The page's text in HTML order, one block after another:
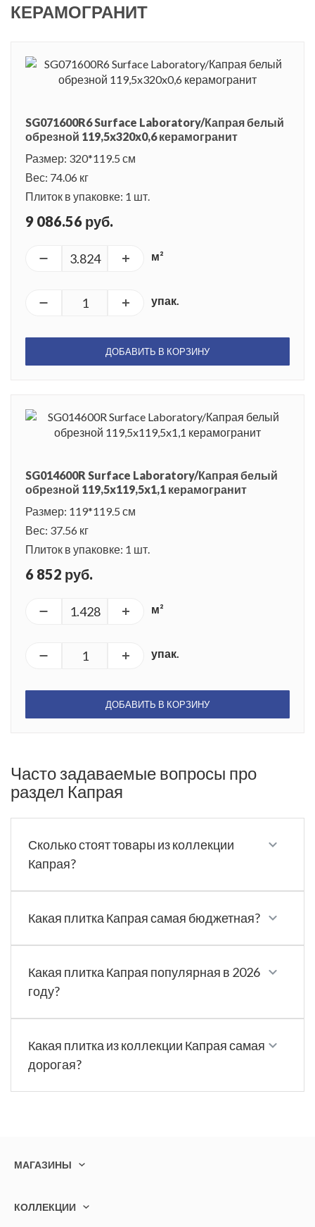
помещений с классическим стилем, но в последнее время
сочетаний, играя на контрастах.
(Breccia Capraia). Это благородный материал, имеющий
неповторимую красоту естественного рисунка и богатства
тонких оттенков цвета. Поверхность плитки глянцевая и
лаппатированная. Можно выбрать любой вариант, либо
сочетать их вместе, создавая интересную раскладку.
помещениях. Благодаря обработанным краям плитки, швы
цельным. Используемые современные технологии делают
прослужит долгие и долгие годы.
КЕРАМОГРАНИТ
SG071600R6 Surface Laboratory/Капрая белый
обрезной 119,5x320x0,6 керамогранит
Размер: 320*119.5 см
Вес: 74.06 кг
Плиток в упаковке: 1 шт.
9 086.56 руб.
м²
упак.
ДОБАВИТЬ В КОРЗИНУ
SG014600R Surface Laboratory/Капрая белый
обрезной 119,5x119,5x1,1 керамогранит
Размер: 119*119.5 см
Вес: 37.56 кг
Плиток в упаковке: 1 шт.
6 852 руб.
м²
упак.
ДОБАВИТЬ В КОРЗИНУ
Часто задаваемые вопросы про
раздел Капрая
Сколько стоят товары из коллекции
Капрая?
Какая плитка Капрая самая бюджетная?
Какая плитка Капрая популярная в 2026
году?
Какая плитка из коллекции Капрая самая
дорогая?
МАГАЗИНЫ
КОЛЛЕКЦИИ